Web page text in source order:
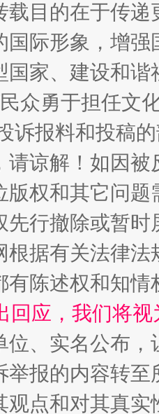
载目的在于传
国际形象，增
国家、建设和
众勇于担任文
诉报料和投稿
请谅解！如因
版权和其它问题
先行撤除或暂
根据有关法律
有陈述权和知情
回应，我们将
位、实名公布
举报的内容转
观点和对其真实